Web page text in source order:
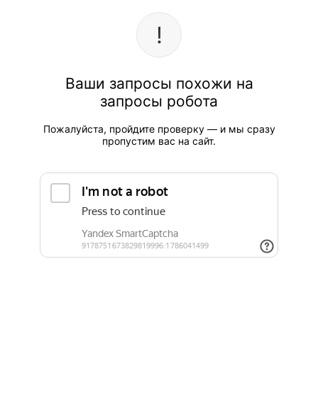
Ваши запросы похожи на
запросы робота
Пожалуйста, пройдите проверку — и мы сразу
пропустим вас на сайт.